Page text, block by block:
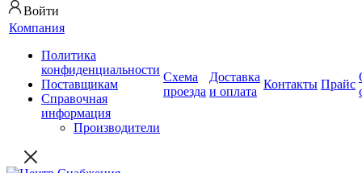
Войти
Компания
Политика
конфиденциальности
Поставщикам
Справочная
информация
Производители
Схема
проезда
Доставка
и оплата
Контакты Прайс